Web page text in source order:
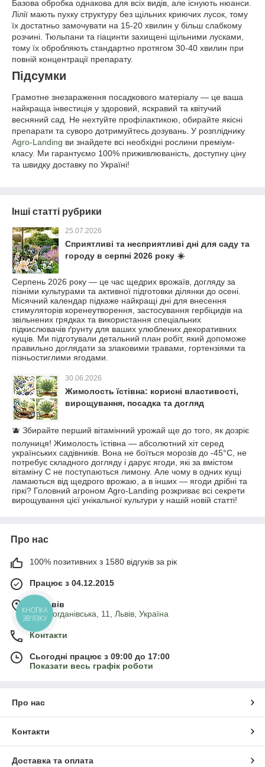
Базова обробка однакова для всіх видів, але існують нюанси.
Лілії мають пухку структуру без щільних криючих лусок, тому
їх достатньо замочувати на 15-20 хвилин у більш слабкому
розчині. Тюльпани та гіацинти захищені щільними лусками,
тому їх обробляють стандартно протягом 30-40 хвилин при
повній концентрації препарату.
Підсумки
Грамотне знезараження посадкового матеріалу — це ваша
найкраща інвестиція у здоровий, яскравий та квітучий
весняний сад. Не нехтуйте профілактикою, обирайте якісні
препарати та суворо дотримуйтесь дозувань. У розпліднику
Agro-Landing ви знайдете всі необхідні рослини преміум-
класу. Ми гарантуємо 100% приживлюваність, доступну ціну
та швидку доставку по Україні!
Інші статті рубрики
25.07.2026
Сприятливі та несприятливі дні для саду та
городу в серпні 2026 року ☀️
Серпень 2026 року — це час щедрих врожаїв, догляду за
пізніми культурами та активної підготовки ділянки до осені.
Місячний календар підкаже найкращі дні для внесення
стимуляторів коренеутворення, застосування гербіцидів на
звільнених грядках та використання спеціальних
підкислювачів ґрунту для ваших улюблених декоративних
кущів. Ми підготували детальний план робіт, який допоможе
правильно доглядати за злаковими травами, гортензіями та
пізньостиглими ягодами.
30.06.2026
Жимолость їстівна: корисні властивості,
вирощування, посадка та догляд
🫐 Збирайте перший вітамінний урожай ще до того, як дозріє
полуниця! Жимолость їстівна — абсолютний хіт серед
українських садівників. Вона не боїться морозів до -45°C, не
потребує складного догляду і дарує ягоди, які за вмістом
вітаміну С не поступаються лимону. Але чому в одних кущі
ламаються від щедрого врожаю, а в інших — ягоди дрібні та
гіркі? Головний агроном Agro-Landing розкриває всі секрети
вирощування цієї унікальної культури у нашій новій статті!
Про нас
100% позитивних з 1580 відгуків за рік
Працює з 04.12.2015
м. Львів
вул. Богданівська, 11, Львів, Україна
Контакти
Сьогодні працює з 09:00 до 17:00
Показати весь графік роботи
Про нас
Контакти
Доставка та оплата
КНОПКА
ЗВ'ЯЗКУ